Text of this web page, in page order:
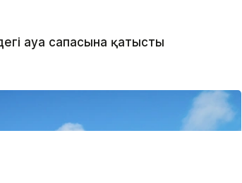
ауа сапасына қатысты